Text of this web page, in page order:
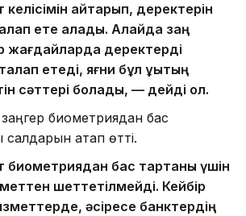
қайтарып, деректерін
ете алады. Алайда заң
жағдайларда деректерді
етеді, яғни бұл құқықтың
сәттері болады, — дейді ол.
биометриядан бас
атап өтті.
бас тартқаны үшін
шеттетілмейді. Кейбір
әсіресе банктердің